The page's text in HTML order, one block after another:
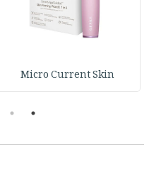
Micro Current Skin
1
2